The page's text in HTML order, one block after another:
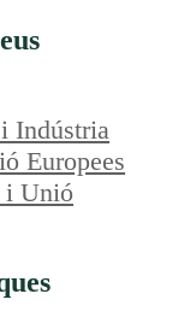
Indústria
Europees
i Unió